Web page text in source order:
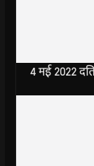
4 मई 2022